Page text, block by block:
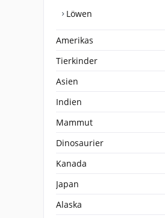
Löwen
Amerikas
Tierkinder
Asien
Indien
Mammut
Dinosaurier
Kanada
Japan
Alaska